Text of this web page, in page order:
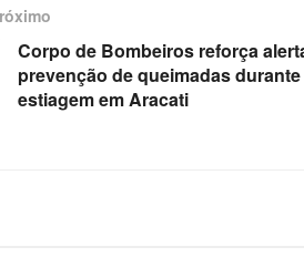
Corpo de Bombeiros reforça
prevenção de queimadas
estiagem em Aracati